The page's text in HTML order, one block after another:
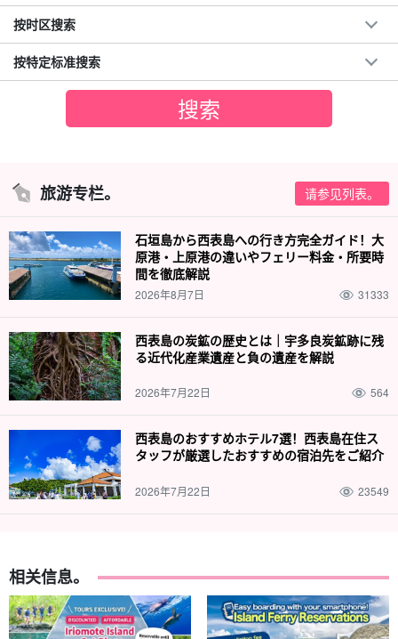
按时区搜索
按特定标准搜索
旅游专栏。 请参见列表。
石垣島から西表島への行き方完全ガイド！大
原港・上原港の違いやフェリー料金・所要時
間を徹底解説
2026年8月7日 31333
西表島の炭鉱の歴史とは｜宇多良炭鉱跡に残
る近代化産業遺産と負の遺産を解説
2026年7月22日 564
西表島のおすすめホテル7選！西表島在住ス
タッフが厳選したおすすめの宿泊先をご紹介
2026年7月22日 23549
相关信息。